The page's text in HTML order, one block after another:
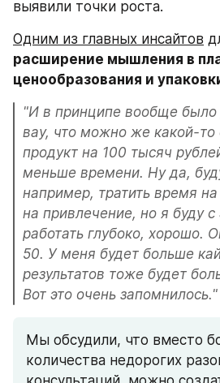
выявили точки роста.
Одним из главных инсайтов
расширение мышления в
ценообразования и
"И в принципе вообще было
вау, что можно же какой-то
продукт на 100 тысяч
меньше времени. Ну да,
например, тратить время на
на привлечение, но я буду
работать глубоко, хорошо.
50. У меня будет больше
результатов тоже будет
Вот это очень запомнилось."
Мы обсудили, что вместо
количества недорогих